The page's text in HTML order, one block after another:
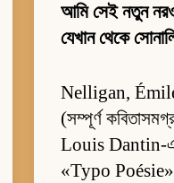
আমি সেই নতুন
যেখান থেকে
Nelligan,
(সম্পূর্ণ
Louis Dantin-
«Typo